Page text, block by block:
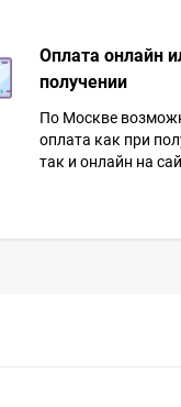
Оплата онлайн
получении
По Москве
оплата как при
так и онлайн на